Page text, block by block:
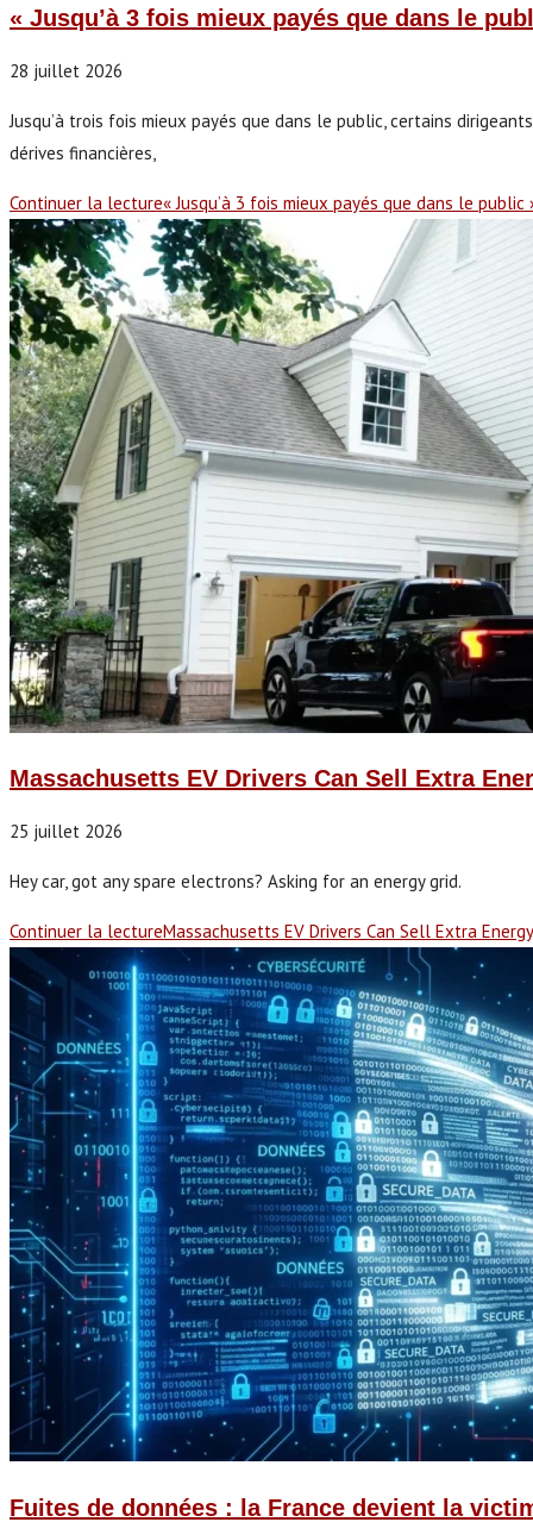
« Jusqu’à 3 fois mieux payés que dans le
28 juillet 2026
Jusqu’à trois fois mieux payés que dans le public, certains
dérives financières,
Continuer la lecture« Jusqu’à 3 fois mieux payés que dans le
Massachusetts EV Drivers Can Sell Extra
25 juillet 2026
Hey car, got any spare electrons? Asking for an energy grid.
Continuer la lectureMassachusetts EV Drivers Can Sell Extra
Fuites de données : la France devient la